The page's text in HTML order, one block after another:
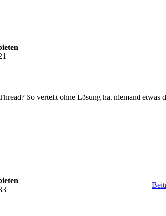
So verteilt ohne Lösung hat niemand etwas